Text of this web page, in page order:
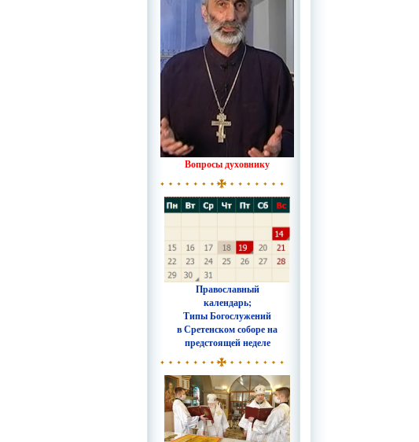
Вопросы духовнику
Православный
календарь;
Типы Богослужений
в Сретенском соборе на
предстоящей неделе